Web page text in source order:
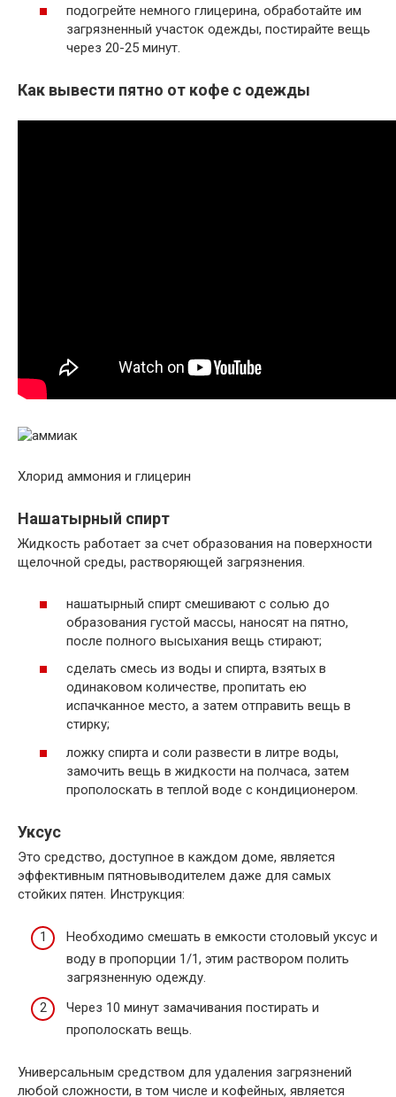
подогрейте немного глицерина, обработайте им
загрязненный участок одежды, постирайте вещь
через 20-25 минут.
Как вывести пятно от кофе с одежды
Хлорид аммония и глицерин
Нашатырный спирт
Жидкость работает за счет образования на поверхности
щелочной среды, растворяющей загрязнения.
нашатырный спирт смешивают с солью до
образования густой массы, наносят на пятно,
после полного высыхания вещь стирают;
сделать смесь из воды и спирта, взятых в
одинаковом количестве, пропитать ею
испачканное место, а затем отправить вещь в
стирку;
ложку спирта и соли развести в литре воды,
замочить вещь в жидкости на полчаса, затем
прополоскать в теплой воде с кондиционером.
Уксус
Это средство, доступное в каждом доме, является
эффективным пятновыводителем даже для самых
стойких пятен. Инструкция:
Необходимо смешать в емкости столовый уксус и
воду в пропорции 1/1, этим раствором полить
загрязненную одежду.
Через 10 минут замачивания постирать и
прополоскать вещь.
Универсальным средством для удаления загрязнений
любой сложности, в том числе и кофейных, является